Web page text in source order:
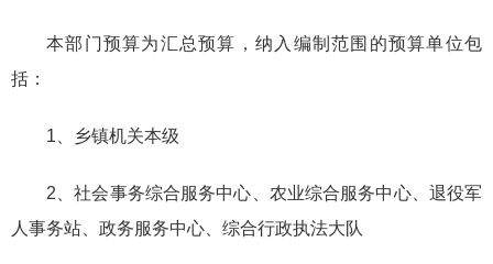
本部门预算为汇总预算，纳入编制范围的预算单位包
括：
1、乡镇机关本级
2、社会事务综合服务中心、农业综合服务中心、退役军
人事务站、政务服务中心、综合行政执法大队